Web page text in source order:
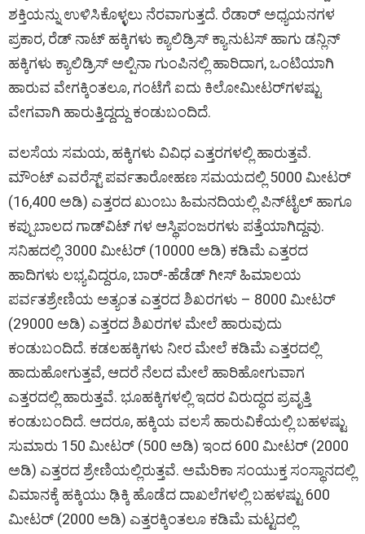
ಶಕ್ತಿಯನ್ನು ಉಳಿಸಿಕೊಳ್ಳಲು ನೆರವಾಗುತ್ತದೆ. ರೆಡಾರ್‌ ಅಧ್ಯಯನಗಳ
ಪ್ರಕಾರ, ರೆಡ್‌ ನಾಟ್ ಹಕ್ಕಿಗಳು‌ ಕ್ಯಾಲಿಡ್ರಿಸ್‌ ಕ್ಯಾನುಟಸ್‌ ಹಾಗು ಡನ್ಲಿನ್‌
ಹಕ್ಕಿಗಳು ಕ್ಯಾಲಿಡ್ರಿಸ್‌ ಅಲ್ಪಿನಾ ಗುಂಪಿನಲ್ಲಿ ಹಾರಿದಾಗ, ಒಂಟಿಯಾಗಿ
ಹಾರುವ ವೇಗಕ್ಕಿಂತಲೂ, ಗಂಟೆಗೆ ಐದು ಕಿಲೋಮೀಟರ್‌ಗಳಷ್ಟು
ವೇಗವಾಗಿ ಹಾರುತ್ತಿದ್ದದ್ದು ಕಂಡುಬಂದಿದೆ.
ವಲಸೆಯ ಸಮಯ, ಹಕ್ಕಿಗಳು ವಿವಿಧ ಎತ್ತರಗಳಲ್ಲಿ ಹಾರುತ್ತವೆ.
ಮೌಂಟ್‌ ಎವರೆಸ್ಟ್‌ ಪರ್ವತಾರೋಹಣ ಸಮಯದಲ್ಲಿ 5000 ಮೀಟರ್‌
(16,400 ಅಡಿ) ಎತ್ತರದ ಖುಂಬು ಹಿಮನದಿಯಲ್ಲಿ ಪಿನ್‌ಟೈಲ್ ಹಾಗೂ
ಕಪ್ಪುಬಾಲದ ಗಾಡ್‌ವಿಟ್ ಗಳ ಆಸ್ಥಿಪಂಜರಗಳು ಪತ್ತೆಯಾಗಿದ್ದವು.
ಸನಿಹದಲ್ಲಿ 3000 ಮೀಟರ್‌ (10000 ಅಡಿ) ಕಡಿಮೆ ಎತ್ತರದ
ಹಾದಿಗಳು ಲಭ್ಯವಿದ್ದರೂ, ಬಾರ್-ಹೆಡೆಡ್ ಗೀಸ್ ಹಿಮಾಲಯ
ಪರ್ವತಶ್ರೇಣಿಯ ಅತ್ಯಂತ ಎತ್ತರದ ಶಿಖರಗಳು – 8000 ಮೀಟರ್‌
(29000 ಅಡಿ) ಎತ್ತರದ ಶಿಖರಗಳ ಮೇಲೆ ಹಾರುವುದು
ಕಂಡುಬಂದಿದೆ. ಕಡಲಹಕ್ಕಿಗಳು ನೀರ ಮೇಲೆ ಕಡಿಮೆ ಎತ್ತರದಲ್ಲಿ
ಹಾದುಹೋಗುತ್ತವೆ, ಆದರೆ ನೆಲದ ಮೇಲೆ ಹಾರಿಹೋಗುವಾಗ
ಎತ್ತರದಲ್ಲಿ ಹಾರುತ್ತವೆ. ಭೂಹಕ್ಕಿಗಳಲ್ಲಿ ಇದರ ವಿರುದ್ಧದ ಪ್ರವೃತ್ತಿ
ಕಂಡುಬಂದಿದೆ. ಆದರೂ, ಹಕ್ಕಿಯ ವಲಸೆ ಹಾರುವಿಕೆಯಲ್ಲಿ ಬಹಳಷ್ಟು
ಸುಮಾರು 150 ಮೀಟರ್‌ (500 ಅಡಿ) ಇಂದ 600 ಮೀಟರ್‌ (2000
ಅಡಿ) ಎತ್ತರದ ಶ್ರೇಣಿಯಲ್ಲಿರುತ್ತವೆ. ಅಮೆರಿಕಾ ಸಂಯುಕ್ತ ಸಂಸ್ಥಾನದಲ್ಲಿ
ವಿಮಾನಕ್ಕೆ ಹಕ್ಕಿಯು ಢಿಕ್ಕಿ ಹೊಡೆದ ದಾಖಲೆಗಳಲ್ಲಿ ಬಹಳಷ್ಟು 600
ಮೀಟರ್‌ (2000 ಅಡಿ) ಎತ್ತರಕ್ಕಿಂತಲೂ ಕಡಿಮೆ ಮಟ್ಟದಲ್ಲಿ